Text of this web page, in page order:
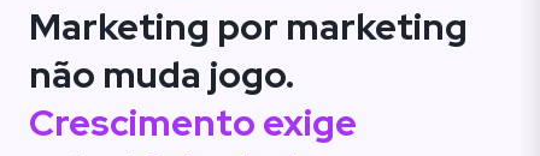
Marketing por marketing
não muda jogo.
Crescimento exige